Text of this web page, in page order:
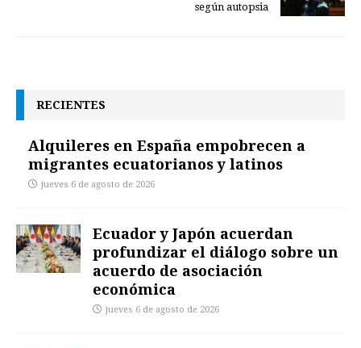
según autopsia
RECIENTES
Alquileres en España empobrecen a
migrantes ecuatorianos y latinos
jueves 6 de agosto de 2026
Ecuador y Japón acuerdan
profundizar el diálogo sobre un
acuerdo de asociación
económica
jueves 6 de agosto de 2026